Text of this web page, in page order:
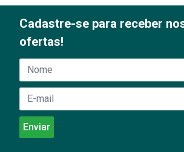
Cadastre-se para receber
ofertas!